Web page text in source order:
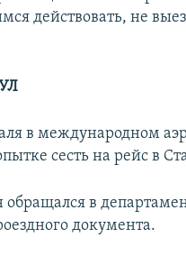
действовать, не
в международном
сесть на рейс в
обращался в
документа.